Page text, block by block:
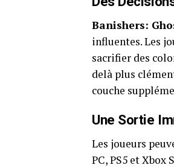
Banishers:
influentes. Les
sacrifier des
delà plus
couche
Une Sortie
Les joueurs
PC, PS5 et Xbox